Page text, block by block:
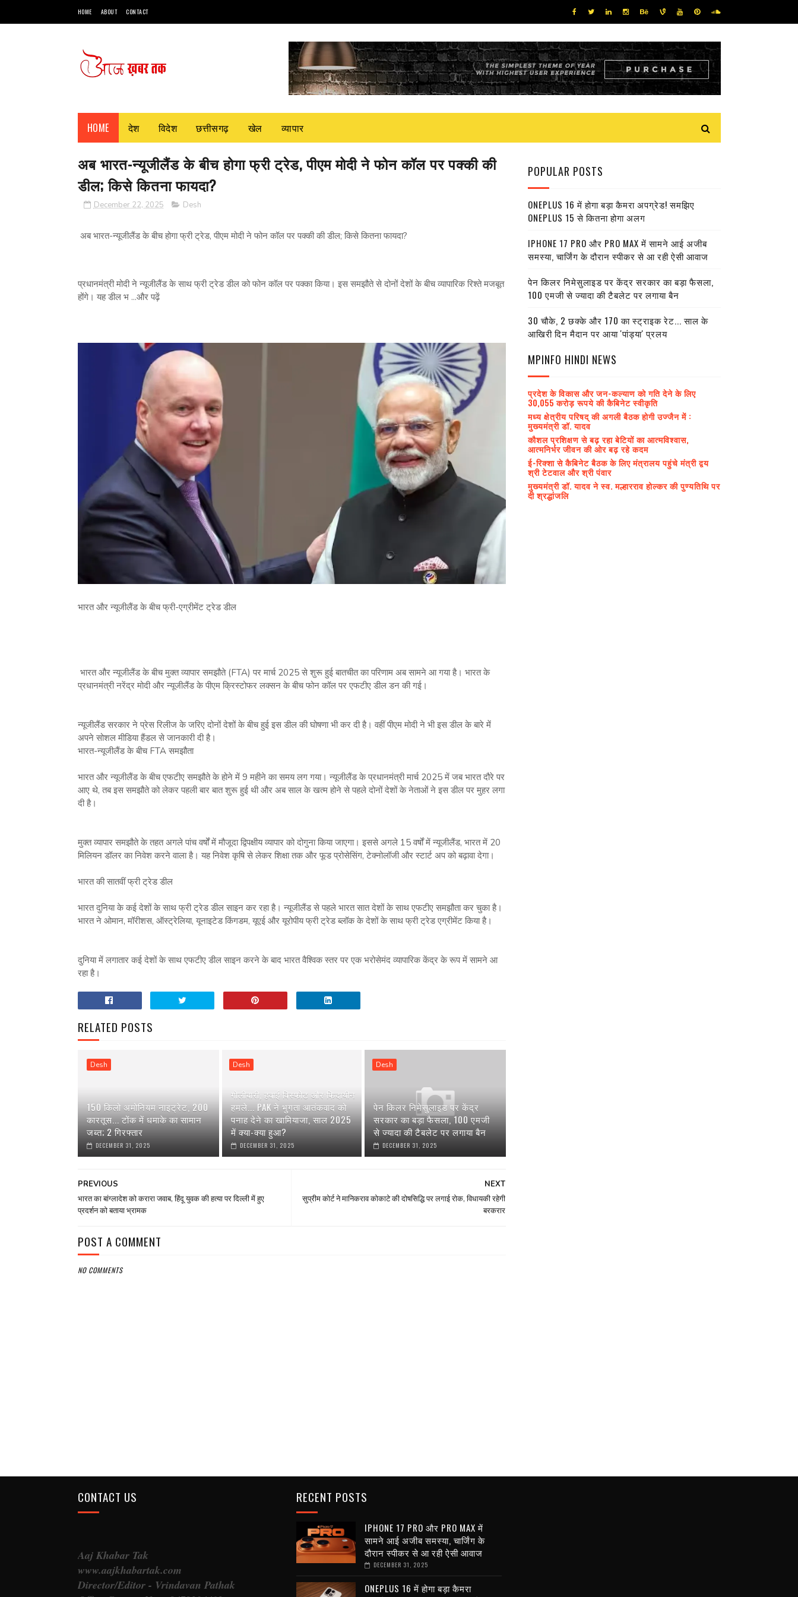
HOME ABOUT CONTACT
HOME देश विदेश छत्तीसगढ़ खेल व्यापार
अब भारत-न्यूजीलैंड के बीच होगा फ्री ट्रेड, पीएम मोदी ने फोन कॉल पर पक्की की
डील; किसे कितना फायदा?
December 22, 2025 Desh
अब भारत-न्यूजीलैंड के बीच होगा फ्री ट्रेड, पीएम मोदी ने फोन कॉल पर पक्की की डील; किसे कितना फायदा?
प्रधानमंत्री मोदी ने न्यूजीलैंड के साथ फ्री ट्रेड डील को फोन कॉल पर पक्का किया। इस समझौते से दोनों देशों के बीच व्यापारिक रिश्ते मजबूत
होंगे। यह डील भ ...और पढ़ें
भारत और न्यूजीलैंड के बीच फ्री-एग्रीमेंट ट्रेड डील
भारत और न्यूजीलैंड के बीच मुक्त व्यापार समझौते (FTA) पर मार्च 2025 से शुरू हुई बातचीत का परिणाम अब सामने आ गया है। भारत के
प्रधानमंत्री नरेंद्र मोदी और न्यूजीलैंड के पीएम क्रिस्टोफर लक्सन के बीच फोन कॉल पर एफटीए डील डन की गई।
न्यूजीलैंड सरकार ने प्रेस रिलीज के जरिए दोनों देशों के बीच हुई इस डील की घोषणा भी कर दी है। वहीं पीएम मोदी ने भी इस डील के बारे में
अपने सोशल मीडिया हैंडल से जानकारी दी है।
भारत-न्यूजीलैंड के बीच FTA समझौता
भारत और न्यूजीलैंड के बीच एफटीए समझौते के होने में 9 महीने का समय लग गया। न्यूजीलैंड के प्रधानमंत्री मार्च 2025 में जब भारत दौरे पर
आए थे, तब इस समझौते को लेकर पहली बार बात शुरू हुई थी और अब साल के खत्म होने से पहले दोनों देशों के नेताओं ने इस डील पर मुहर लगा
दी है।
मुक्त व्यापार समझौते के तहत अगले पांच वर्षों में मौजूदा द्विपक्षीय व्यापार को दोगुना किया जाएगा। इससे अगले 15 वर्षों में न्यूजीलैंड, भारत में 20
मिलियन डॉलर का निवेश करने वाला है। यह निवेश कृषि से लेकर शिक्षा तक और फूड प्रोसेसिंग, टेक्नोलॉजी और स्टार्ट अप को बढ़ावा देगा।
भारत की सातवीं फ्री ट्रेड डील
भारत दुनिया के कई देशों के साथ फ्री ट्रेड डील साइन कर रहा है। न्यूजीलैंड से पहले भारत सात देशों के साथ एफटीए समझौता कर चुका है।
भारत ने ओमान, मॉरीशस, ऑस्ट्रेलिया, यूनाइटेड किंगडम, यूएई और यूरोपीय फ्री ट्रेड ब्लॉक के देशों के साथ फ्री ट्रेड एग्रीमेंट किया है।
दुनिया में लगातार कई देशों के साथ एफटीए डील साइन करने के बाद भारत वैश्विक स्तर पर एक भरोसेमंद व्यापारिक केंद्र के रूप में सामने आ
रहा है।
RELATED POSTS
Desh
150 किलो अमोनियम नाइट्रेट, 200
कारतूस... टोंक में धमाके का सामान
जब्त; 2 गिरफ्तार
DECEMBER 31, 2025
Desh
गोलीबारी, हवाई विस्फोट और फिदायीन
हमले... PAK ने भुगता आतंकवाद को
पनाह देने का खामियाजा, साल 2025
में क्या-क्या हुआ?
DECEMBER 31, 2025
Desh
पेन किलर निमेसुलाइड पर केंद्र
सरकार का बड़ा फैसला, 100 एमजी
से ज्यादा की टैबलेट पर लगाया बैन
DECEMBER 31, 2025
NEXT
सुप्रीम कोर्ट ने मानिकराव कोकाटे की दोषसिद्धि पर लगाई रोक, विधायकी रहेगी
बरकरार
PREVIOUS
भारत का बांग्लादेश को करारा जवाब, हिंदू युवक की हत्या पर दिल्ली में हुए
प्रदर्शन को बताया भ्रामक
POST A COMMENT
NO COMMENTS
POPULAR POSTS
ONEPLUS 16 में होगा बड़ा कैमरा अपग्रेड! समझिए
ONEPLUS 15 से कितना होगा अलग
IPHONE 17 PRO और PRO MAX में सामने आई अजीब
समस्या, चार्जिंग के दौरान स्पीकर से आ रही ऐसी आवाज
पेन किलर निमेसुलाइड पर केंद्र सरकार का बड़ा फैसला,
100 एमजी से ज्यादा की टैबलेट पर लगाया बैन
30 चौके, 2 छक्के और 170 का स्ट्राइक रेट... साल के
आखिरी दिन मैदान पर आया 'पांड्या' प्रलय
MPINFO HINDI NEWS
प्रदेश के विकास और जन-कल्याण को गति देने के लिए
30,055 करोड़ रूपये की कैबिनेट स्वीकृति
मध्य क्षेत्रीय परिषद् की अगली बैठक होगी उज्जैन में :
मुख्यमंत्री डॉ. यादव
कौशल प्रशिक्षण से बढ़ रहा बेटियों का आत्मविश्वास,
आत्मनिर्भर जीवन की ओर बढ़ रहे कदम
ई-रिक्शा से कैबिनेट बैठक के लिए मंत्रालय पहुंचे मंत्री द्वय
श्री टेटवाल और श्री पंवार
मुख्यमंत्री डॉ. यादव ने स्व. मल्हारराव होल्कर की पुण्यतिथि पर
दी श्रद्धांजलि
CONTACT US
Aaj Khabar Tak
www.aajkhabartak.com
Director/Editor - Vrindavan Pathak
RECENT POSTS
IPHONE 17 PRO और PRO MAX में
सामने आई अजीब समस्या, चार्जिंग के
दौरान स्पीकर से आ रही ऐसी आवाज
DECEMBER 31, 2025
ONEPLUS 16 में होगा बड़ा कैमरा